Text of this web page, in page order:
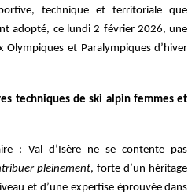
technique et territoriale que
adopté, ce lundi 2 février 2026, une
Olympiques et Paralympiques d’hiver
techniques de ski alpin femmes et
: Val d’Isère ne se contente pas
pleinement, forte d’un héritage
et d’une expertise éprouvée dans